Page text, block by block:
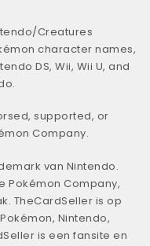
Creatures
character names,
DS, Wii, Wii U, and
supported, or
Company.
van Nintendo.
Pokémon Company,
TheCardSeller is op
Nintendo,
is een fansite en